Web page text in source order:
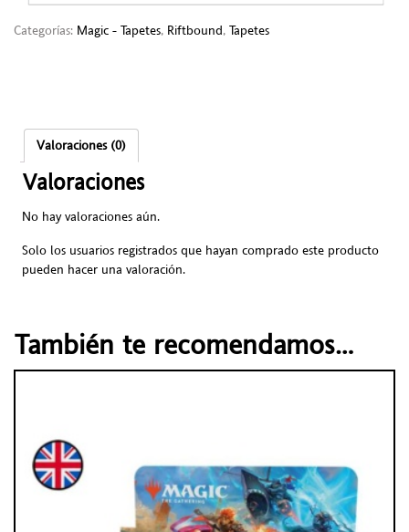
Categorías: Magic - Tapetes, Riftbound, Tapetes
Valoraciones (0)
Valoraciones
No hay valoraciones aún.
Solo los usuarios registrados que hayan comprado este producto
pueden hacer una valoración.
También te recomendamos…